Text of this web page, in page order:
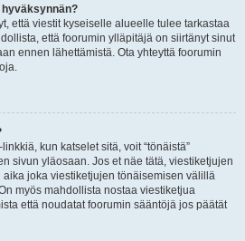
että viestit kyseiselle alueelle tulee tarkastaa
että foorumin ylläpitäjä on siirtänyt sinut
ennen lähettämistä. Ota yhteyttä foorumin
kun katselet sitä, voit “tönäistä”
sivun yläosaan. Jos et näe tätä, viestiketjujen
joka viestiketjujen tönäisemisen välillä
myös mahdollista nostaa viestiketjua
että noudatat foorumin sääntöjä jos päätät